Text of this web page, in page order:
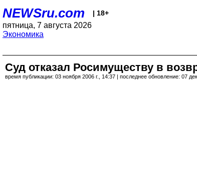
NEWSru.com | 18+
пятница, 7 августа 2026
Экономика
Суд отказал Росимуществу в
время публикации: 03 ноября 2006 г., 14:37 | последнее обновление: 07